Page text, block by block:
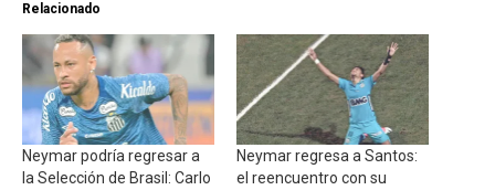
Relacionado
Neymar podría regresar a
la Selección de Brasil: Carlo
Neymar regresa a Santos:
el reencuentro con su